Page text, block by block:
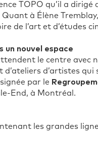
TOPO qu’il a
à Élène
de l’art et d’études
un nouvel espace
le centre avec
d’ateliers d’artistes
par le
End, à Montréal.
les grandes